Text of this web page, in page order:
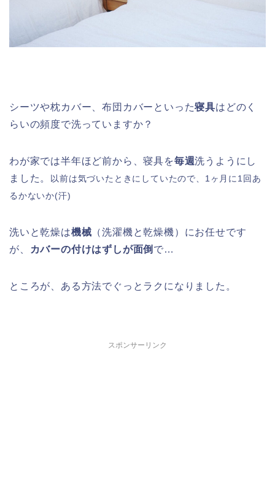
シーツや枕カバー、布団カバーといった寝具はどのく
らいの頻度で洗っていますか？
わが家では半年ほど前から、寝具を毎週洗うようにし
ました。 以前は気づいたときにしていたので、1ヶ月に1回あ
るかないか(汗)
洗いと乾燥は機械 （洗濯機と乾燥機）にお任せです
が、
カバーの付けはずしが面倒 で…
ところが、ある方法でぐっとラクになりました。
スポンサーリンク